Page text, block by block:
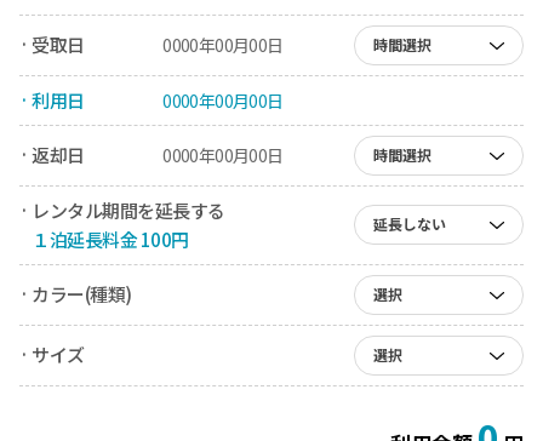
· 受取日 0000年00月00日 時間選択
· 利用日 0000年00月00日
· 返却日 0000年00月00日 時間選択
· レンタル期間を延長する
１泊延長料金 100円
延長しない
· カラー(種類) 選択
· サイズ 選択